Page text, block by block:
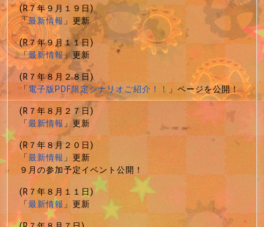
(R７年９月１９日)
「最新情報」更新
(R７年９月１１日)
「最新情報」更新
(R７年８月２８日)
「電子版PDF限定シナリオご紹介！！ 」ページを公開！
(R７年８月２７日)
「最新情報」更新
(R７年８月２０日)
「最新情報」更新
９月の参加予定イベント公開！
(R７年８月１１日)
「最新情報」更新